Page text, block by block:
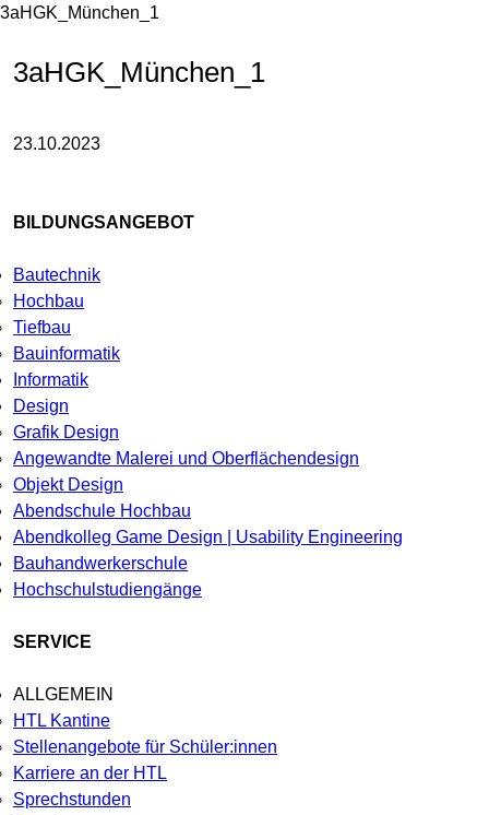
3aHGK_München_1
3aHGK_München_1
23.10.2023
BILDUNGSANGEBOT
Bautechnik
Hochbau
Tiefbau
Bauinformatik
Informatik
Design
Grafik Design
Angewandte Malerei und Oberflächendesign
Objekt Design
Abendschule Hochbau
Abendkolleg Game Design | Usability Engineering
Bauhandwerkerschule
Hochschulstudiengänge
SERVICE
ALLGEMEIN
HTL Kantine
Stellenangebote für Schüler:innen
Karriere an der HTL
Sprechstunden